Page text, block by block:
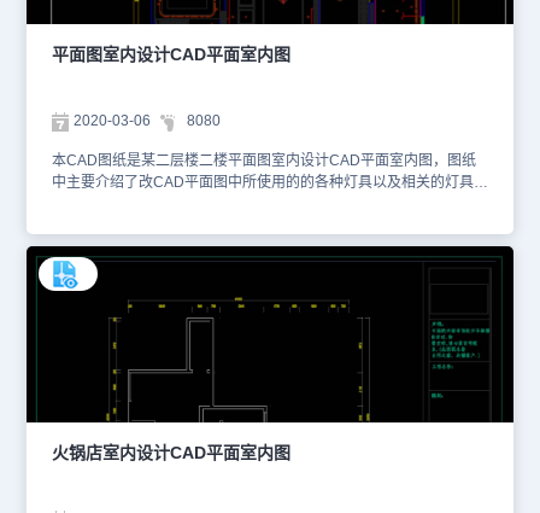
平面图室内设计CAD平面室内图
2020-03-06 8080
本CAD图纸是某二层楼二楼平面图室内设计CAD平面室内图，图纸
中主要介绍了改CAD平面图中所使用的的各种灯具以及相关的灯具类
CAD图纸的预览图。本CAD图纸作为学习资料参考，请勿用于商业
用途。
火锅店室内设计CAD平面室内图